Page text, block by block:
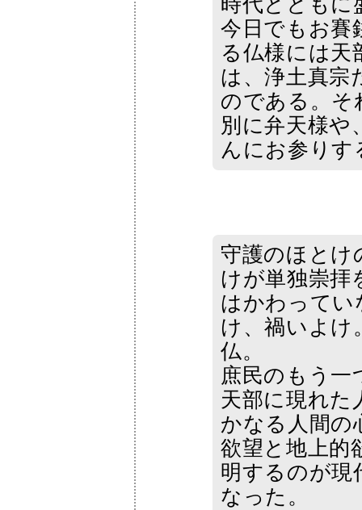
時代とともに
今日でもお賽
る仏様には天
は、浄土真宗
のである。そ
別に弁天様や
んにお参りす
守護のほとけ
けが単独崇拝
はかわってい
け、禍いよけ
仏。
庶民のもう一
天部に現れた
かなる人間の
欲望と地上的
明するのが現
なった。